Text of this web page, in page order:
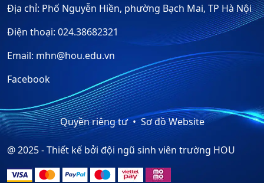
Địa chỉ: Phố Nguyễn Hiền, phường Bạch Mai, TP Hà Nội
Điện thoại: 024.38682321
Email: mhn@hou.edu.vn
Facebook
Quyền riêng tư Sơ đồ Website
@ 2025 - Thiết kế bởi đội ngũ sinh viên trường HOU